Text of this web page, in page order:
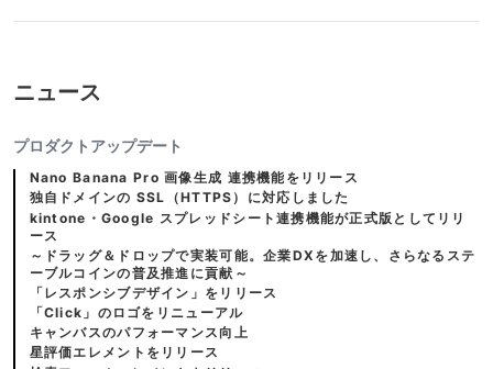
ニュース
プロダクトアップデート
Nano Banana Pro 画像生成 連携機能をリリース
独自ドメインの SSL（HTTPS）に対応しました
kintone・Google スプレッドシート連携機能が正式版としてリリ
ース
～ドラッグ＆ドロップで実装可能。企業DXを加速し、さらなるステ
ーブルコインの普及推進に貢献～
「レスポンシブデザイン」をリリース
「Click」のロゴをリニューアル
キャンバスのパフォーマンス向上
星評価エレメントをリリース